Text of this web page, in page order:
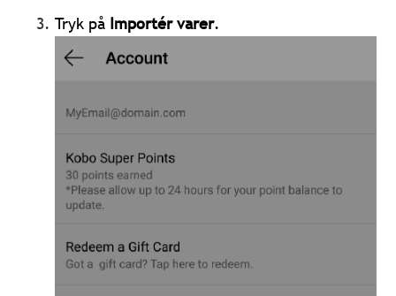
Tryk på Importér varer.